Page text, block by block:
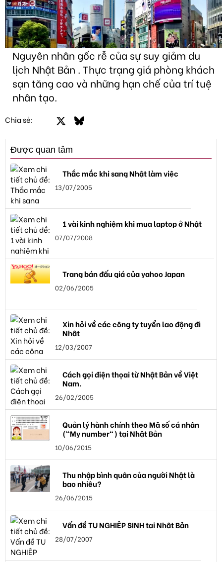
Nguyên nhân gốc rễ của sự suy giảm du
lịch Nhật Bản . Thực trạng giá phòng khách
sạn tăng cao và những hạn chế của trí tuệ
nhân tạo.
Chia sẻ: FacebookBluesky
Được quan tâm
Thắc mắc khi sang Nhật làm việc
13/07/2005
1 vài kinh nghiệm khi mua laptop ở Nhật
07/07/2008
Trang bán đấu giá của yahoo Japan
02/06/2005
Xin hỏi về các công ty tuyển lao động đi
Nhật
12/03/2007
Cách gọi điện thọai từ Nhật Bản về Việt
Nam.
26/02/2005
Quản lý hành chính theo Mã số cá nhân
("My number") tại Nhật Bản
10/06/2015
Thu nhập bình quân của người Nhật là
bao nhiêu?
26/06/2015
Vấn đề TU NGHIỆP SINH tại Nhật Bản
28/07/2007